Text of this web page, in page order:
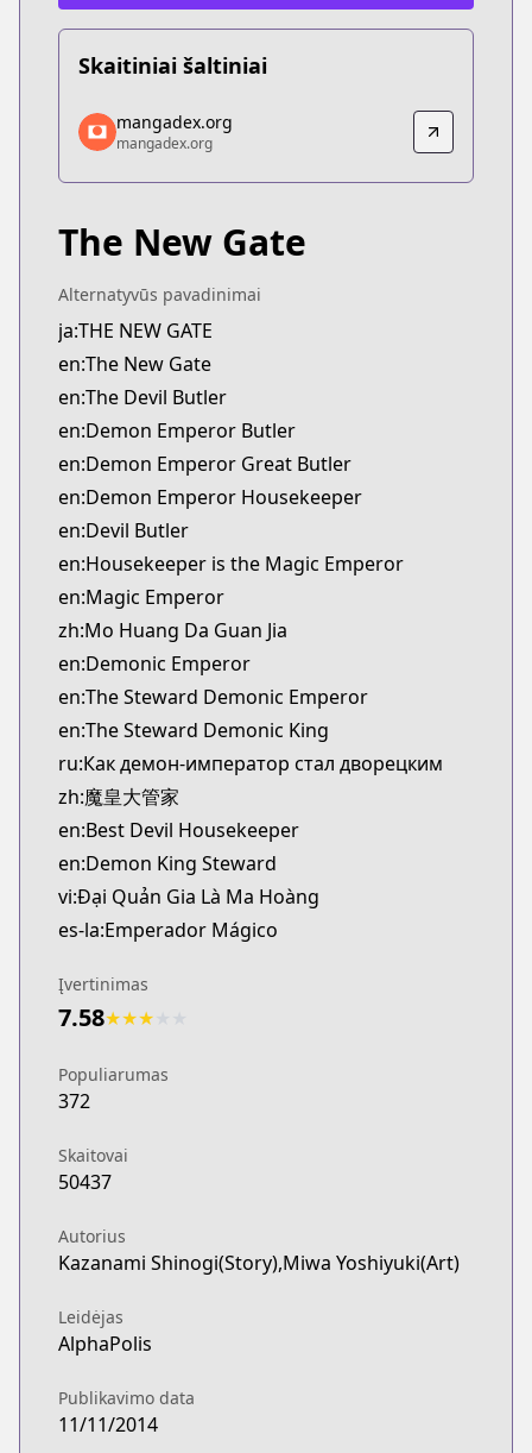
Skaitiniai šaltiniai
mangadex.org
mangadex.org
https://mangadex.org/title/69e218ec-93eb-4025-
mangadex.org
mangadex.org
The New Gate
Alternatyvūs pavadinimai
ja:THE NEW GATE
en:The New Gate
en:The Devil Butler
en:Demon Emperor Butler
en:Demon Emperor Great Butler
en:Demon Emperor Housekeeper
en:Devil Butler
en:Housekeeper is the Magic Emperor
en:Magic Emperor
zh:Mo Huang Da Guan Jia
en:Demonic Emperor
en:The Steward Demonic Emperor
en:The Steward Demonic King
ru:Как демон-император стал дворецким
zh:魔皇大管家
en:Best Devil Housekeeper
en:Demon King Steward
vi:Đại Quản Gia Là Ma Hoàng
es-la:Emperador Mágico
Įvertinimas
7.58★★★
Populiarumas
372
Skaitovai
50437
Autorius
Kazanami Shinogi(Story),Miwa Yoshiyuki(Art)
Leidėjas
AlphaPolis
Publikavimo data
11/11/2014